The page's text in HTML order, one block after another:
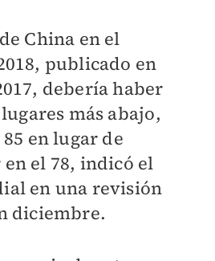
China en el
publicado en
debería haber
más abajo,
en lugar de
el 78, indicó el
en una revisión
diciembre.